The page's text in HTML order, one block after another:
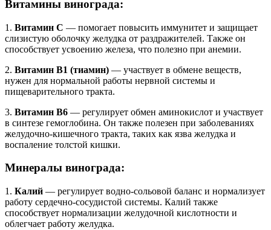
Витамины винограда:
1. Витамин С — помогает повысить иммунитет и защищает
слизистую оболочку желудка от раздражителей. Также он
способствует усвоению железа, что полезно при анемии.
2. Витамин В1 (тиамин) — участвует в обмене веществ,
нужен для нормальной работы нервной системы и
пищеварительного тракта.
3. Витамин В6 — регулирует обмен аминокислот и участвует
в синтезе гемоглобина. Он также полезен при заболеваниях
желудочно-кишечного тракта, таких как язва желудка и
воспаление толстой кишки.
Минералы винограда:
1. Калий — регулирует водно-сольовой баланс и нормализует
работу сердечно-сосудистой системы. Калий также
способствует нормализации желудочной кислотности и
облегчает работу желудка.